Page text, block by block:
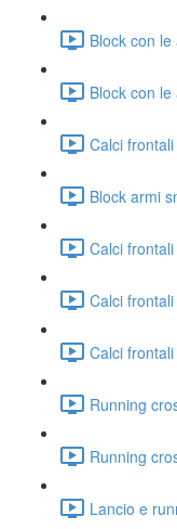
Block con
Block con
Calci
Block armi
Calci
Calci
Calci
Running
Running
Lancio e